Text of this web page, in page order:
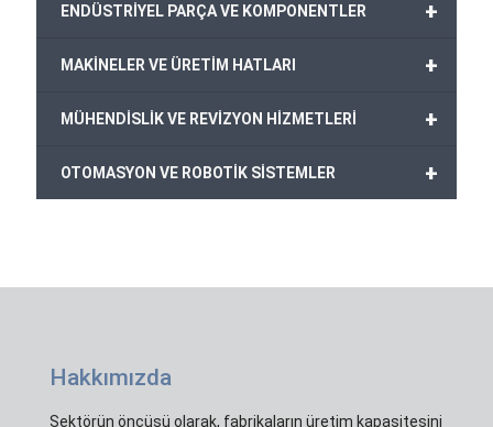
+
ENDÜSTRİYEL PARÇA VE KOMPONENTLER
+
MAKİNELER VE ÜRETİM HATLARI
+
MÜHENDİSLİK VE REVİZYON HİZMETLERİ
+
OTOMASYON VE ROBOTİK SİSTEMLER
Hakkımızda
Sektörün öncüsü olarak, fabrikaların üretim kapasitesini